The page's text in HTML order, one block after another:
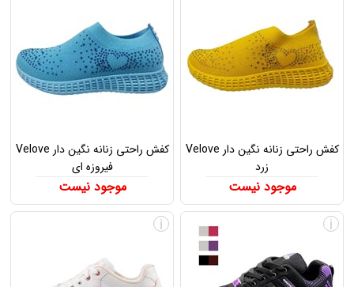
کفش راحتی زنانه نگین دار Velove
زرد
موجود نیست
کفش راحتی زنانه نگین دار Velove
فیروزه ای
موجود نیست
i
i